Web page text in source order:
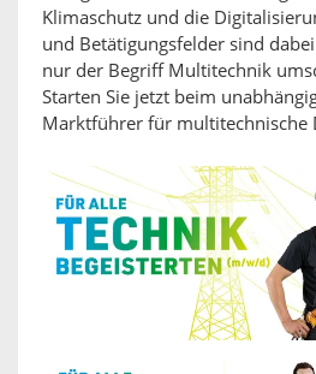
Klimaschutz und die
und Betätigungsfelder sind
nur der Begriff Multitechnik
Starten Sie jetzt beim
Marktführer für multitechnische